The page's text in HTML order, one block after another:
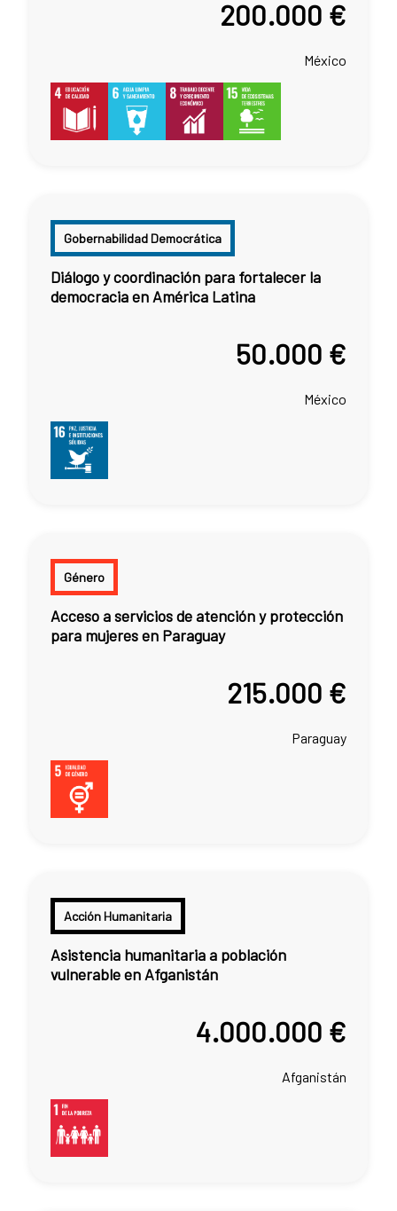
200.000 €
México
Gobernabilidad Democrática
Diálogo y coordinación para fortalecer la
democracia en América Latina
50.000 €
México
Género
Acceso a servicios de atención y protección
para mujeres en Paraguay
215.000 €
Paraguay
Acción Humanitaria
Asistencia humanitaria a población
vulnerable en Afganistán
4.000.000 €
Afganistán